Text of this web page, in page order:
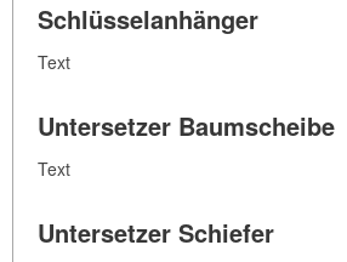
Schlüsselanhänger
Text
Untersetzer Baumscheibe
Text
Untersetzer Schiefer